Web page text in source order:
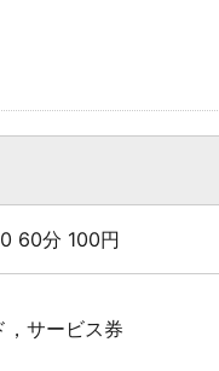
60分 100円
サービス券